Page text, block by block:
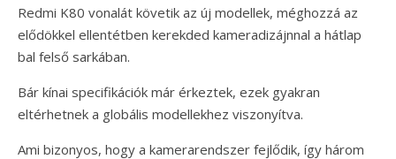
Redmi K80 vonalát követik az új modellek, méghozzá az
elődökkel ellentétben kerekded kameradizájnnal a hátlap
bal felső sarkában.
Bár kínai specifikációk már érkeztek, ezek gyakran
eltérhetnek a globális modellekhez viszonyítva.
Ami bizonyos, hogy a kamerarendszer fejlődik, így három